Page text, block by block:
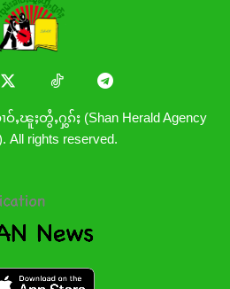
ႇၽူႈတွႆႇႁွၵ်ႈ (Shan Herald Agency
All rights reserved.